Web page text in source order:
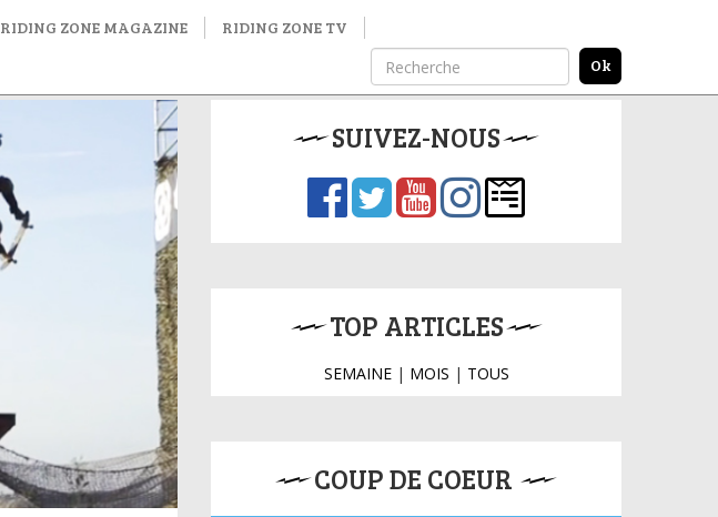
RIDING ZONE MAGAZINE RIDING ZONE TV
SUIVEZ-NOUS
TOP ARTICLES
SEMAINE| MOIS | TOUS
COUP DE COEUR